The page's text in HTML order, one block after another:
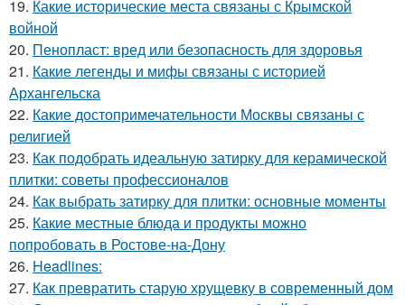
19. Какие исторические места связаны с Крымской
войной
20. Пенопласт: вред или безопасность для здоровья
21. Какие легенды и мифы связаны с историей
Архангельска
22. Какие достопримечательности Москвы связаны с
религией
23. Как подобрать идеальную затирку для керамической
плитки: советы профессионалов
24. Как выбрать затирку для плитки: основные моменты
25. Какие местные блюда и продукты можно
попробовать в Ростове-на-Дону
26. Headlines:
27. Как превратить старую хрущевку в современный дом